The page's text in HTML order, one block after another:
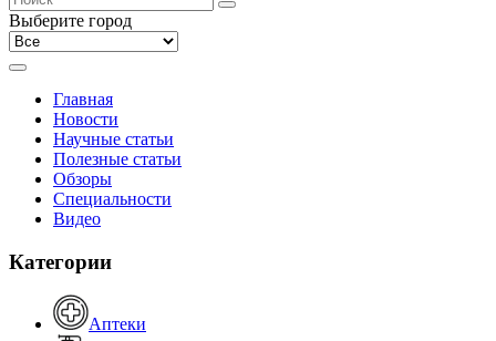
Выберите город
Главная
Новости
Научные статьи
Полезные статьи
Обзоры
Специальности
Видео
Категории
Аптеки